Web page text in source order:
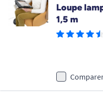
Loupe
1,5 m